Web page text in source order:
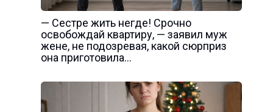
— Сестре жить негде! Срочно
освобождай квартиру, — заявил муж
жене, не подозревая, какой сюрприз
она приготовила…